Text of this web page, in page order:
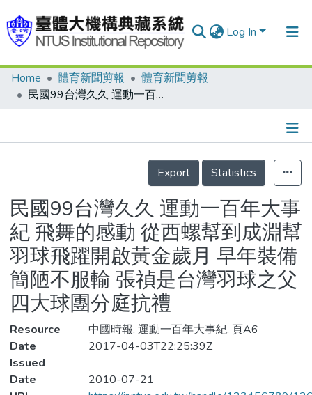
Log In
Communities & Collections
Statistics
Home 體育新聞剪報
體育新聞剪報
民國99台灣久久 運動一百年大事紀 飛舞的感動 從西螺幫到成淵幫 羽球飛躍開啟黃金歲月 早年裝備簡陋不服輸 張禎是台灣羽球之父 四大球團分庭抗禮
Details
Export
Statistics
民國99台灣久久 運動一百年大事
紀 飛舞的感動 從西螺幫到成淵幫
羽球飛躍開啟黃金歲月 早年裝備
簡陋不服輸 張禎是台灣羽球之父
四大球團分庭抗禮
Resource
中國時報, 運動一百年大事紀, 頁A6
Date
Issued
2017-04-03T22:25:39Z
Date
2010-07-21